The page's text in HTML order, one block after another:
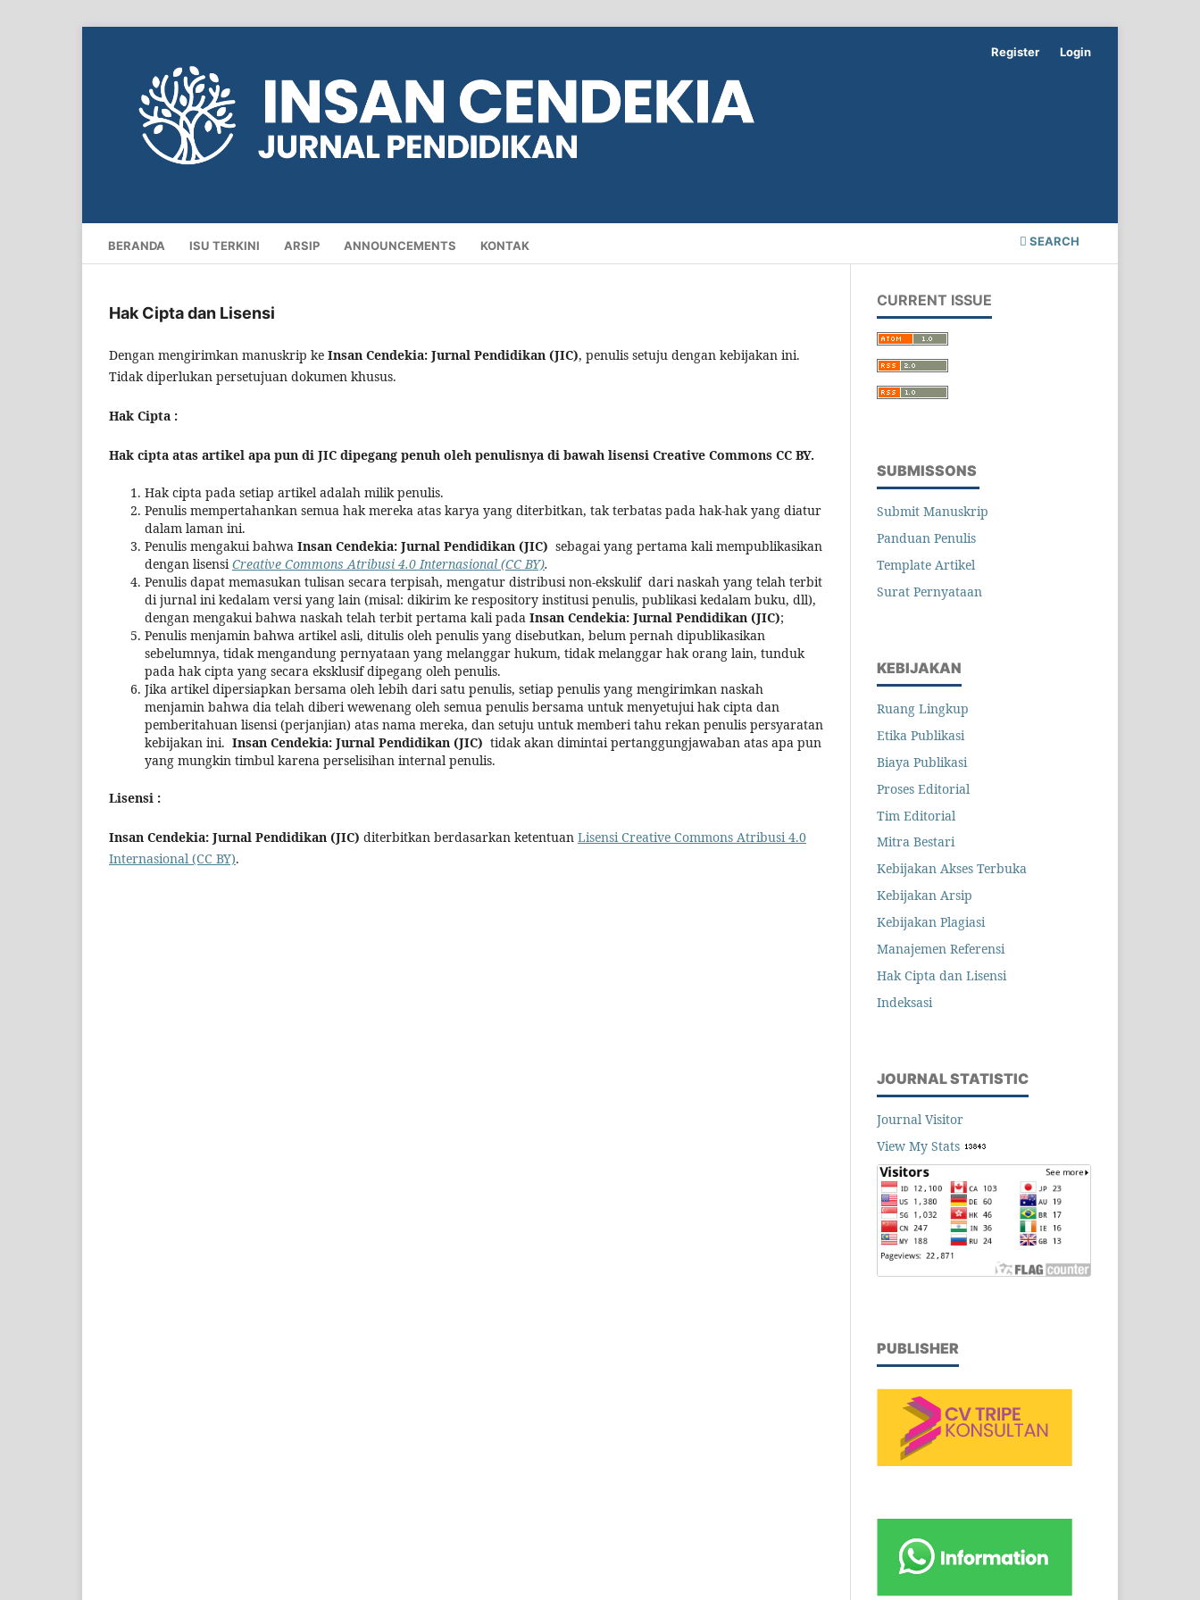
BERANDA ISU TERKINI ARSIP ANNOUNCEMENTS KONTAK SEARCH
Register Login
Hak Cipta dan Lisensi
Dengan mengirimkan manuskrip ke Insan Cendekia: Jurnal Pendidikan (JIC), penulis setuju dengan kebijakan ini.
Tidak diperlukan persetujuan dokumen khusus.
Hak Cipta :
Hak cipta atas artikel apa pun di JIC dipegang penuh oleh penulisnya di bawah lisensi Creative Commons CC BY.
Hak cipta pada setiap artikel adalah milik penulis.
Penulis mempertahankan semua hak mereka atas karya yang diterbitkan, tak terbatas pada hak-hak yang diatur
dalam laman ini.
Penulis mengakui bahwa Insan Cendekia: Jurnal Pendidikan (JIC) sebagai yang pertama kali mempublikasikan
dengan lisensiCreative Commons Atribusi 4.0 Internasional (CC BY).
Penulis dapat memasukan tulisan secara terpisah, mengatur distribusi non-ekskulif dari naskah yang telah terbit
di jurnal ini kedalam versi yang lain (misal: dikirim ke respository institusi penulis, publikasi kedalam buku, dll),
dengan mengakui bahwa naskah telah terbit pertama kali pada Insan Cendekia: Jurnal Pendidikan (JIC);
Penulis menjamin bahwa artikel asli, ditulis oleh penulis yang disebutkan, belum pernah dipublikasikan
sebelumnya, tidak mengandung pernyataan yang melanggar hukum, tidak melanggar hak orang lain, tunduk
pada hak cipta yang secara eksklusif dipegang oleh penulis.
Jika artikel dipersiapkan bersama oleh lebih dari satu penulis, setiap penulis yang mengirimkan naskah
menjamin bahwa dia telah diberi wewenang oleh semua penulis bersama untuk menyetujui hak cipta dan
pemberitahuan lisensi (perjanjian) atas nama mereka, dan setuju untuk memberi tahu rekan penulis persyaratan
kebijakan ini. Insan Cendekia: Jurnal Pendidikan (JIC) tidak akan dimintai pertanggungjawaban atas apa pun
yang mungkin timbul karena perselisihan internal penulis.
Lisensi :
Insan Cendekia: Jurnal Pendidikan (JIC) diterbitkan berdasarkan ketentuan Lisensi Creative Commons Atribusi 4.0
Internasional (CC BY).
CURRENT ISSUE
SUBMISSONS
Submit Manuskrip
Panduan Penulis
Template Artikel
Surat Pernyataan
KEBIJAKAN
Ruang Lingkup
Etika Publikasi
Biaya Publikasi
Proses Editorial
Tim Editorial
Mitra Bestari
Kebijakan Akses Terbuka
Kebijakan Arsip
Kebijakan Plagiasi
Manajemen Referensi
Hak Cipta dan Lisensi
Indeksasi
JOURNAL STATISTIC
Journal Visitor
View My Stats
PUBLISHER